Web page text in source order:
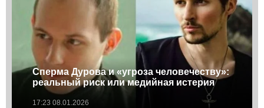
Сперма Дурова и «угроза человечеству»:
реальный риск или медийная истерия
17:23 08.01.2026